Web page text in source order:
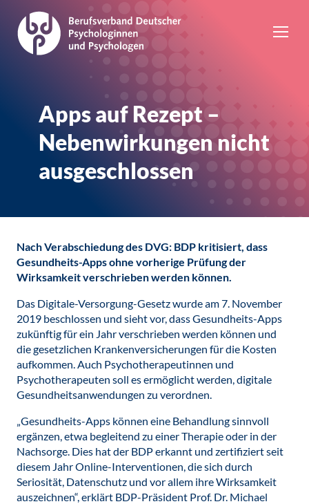
Apps auf Rezept –
Nebenwirkungen nicht
ausgeschlossen
Nach Verabschiedung des DVG: BDP kritisiert, dass
Gesundheits-Apps ohne vorherige Prüfung der
Wirksamkeit verschrieben werden können.
Das Digitale-Versorgung-Gesetz wurde am 7. November
2019 beschlossen und sieht vor, dass Gesundheits-Apps
zukünftig für ein Jahr verschrieben werden können und
die gesetzlichen Krankenversicherungen für die Kosten
aufkommen. Auch Psychotherapeutinnen und
Psychotherapeuten soll es ermöglicht werden, digitale
Gesundheitsanwendungen zu verordnen.
„Gesundheits-Apps können eine Behandlung sinnvoll
ergänzen, etwa begleitend zu einer Therapie oder in der
Nachsorge. Dies hat der BDP erkannt und zertifiziert seit
diesem Jahr Online-Interventionen, die sich durch
Seriosität, Datenschutz und vor allem ihre Wirksamkeit
auszeichnen“, erklärt BDP-Präsident Prof. Dr. Michael